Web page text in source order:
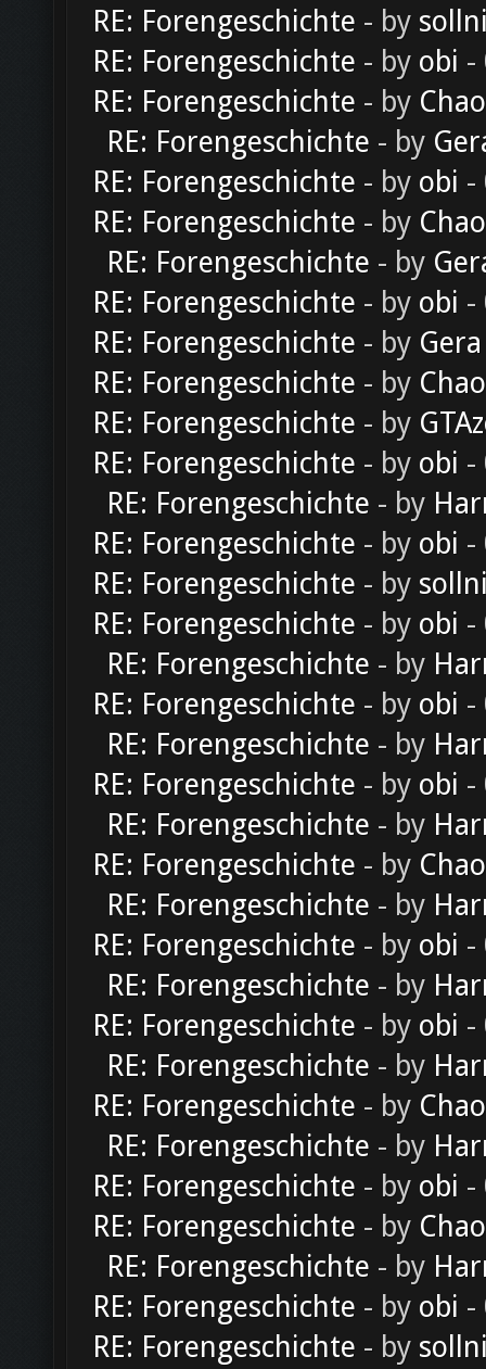
RE: Forengeschichte - by
RE: Forengeschichte - by obi -
RE: Forengeschichte - by
RE: Forengeschichte - by
RE: Forengeschichte - by obi -
RE: Forengeschichte - by
RE: Forengeschichte - by
RE: Forengeschichte - by obi -
RE: Forengeschichte - by Gera
RE: Forengeschichte - by
RE: Forengeschichte - by
RE: Forengeschichte - by obi -
RE: Forengeschichte - by
RE: Forengeschichte - by obi -
RE: Forengeschichte - by
RE: Forengeschichte - by obi -
RE: Forengeschichte - by
RE: Forengeschichte - by obi -
RE: Forengeschichte - by
RE: Forengeschichte - by obi -
RE: Forengeschichte - by
RE: Forengeschichte - by
RE: Forengeschichte - by
RE: Forengeschichte - by obi -
RE: Forengeschichte - by
RE: Forengeschichte - by obi -
RE: Forengeschichte - by
RE: Forengeschichte - by
RE: Forengeschichte - by
RE: Forengeschichte - by obi -
RE: Forengeschichte - by
RE: Forengeschichte - by
RE: Forengeschichte - by obi -
RE: Forengeschichte - by